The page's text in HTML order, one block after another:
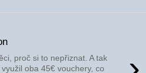
proč si to nepřiznat. A tak
oba 45€ vouchery, co